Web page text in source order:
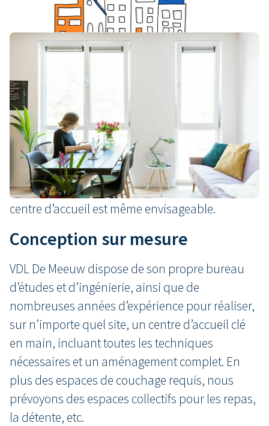
demandeurs d’asile
Nos bâtiments modulaires sont entièrement
adaptables et extensibles
. Cette flexibilité
concerne le volume du bâtiment, son
aménagement intérieur ainsi que son
équipement. Ledéplacementcomplet d’un
centre d’accueil est même envisageable.
Conception sur mesure
VDL De Meeuw dispose de son propre bureau
d’études et d’ingénierie, ainsi que de
nombreuses années d’expérience pour réaliser,
sur n’importe quel site, un centre d’accueil clé
en main, incluant toutes les techniques
nécessaires et un aménagement complet. En
plus des espaces de couchage requis, nous
prévoyons des espaces collectifs pour les repas,
la détente, etc.